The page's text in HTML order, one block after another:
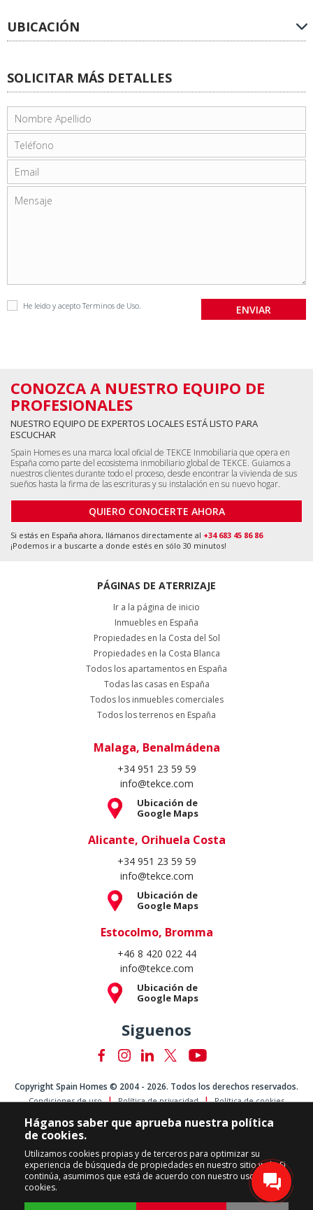
UBICACIÓN
SOLICITAR MÁS DETALLES
He leido y aceptoTerminos de Uso.
CONOZCA A NUESTRO EQUIPO DE
PROFESIONALES
NUESTRO EQUIPO DE EXPERTOS LOCALES ESTÁ LISTO PARA
ESCUCHAR
Spain Homes es una marca local oficial de TEKCE Inmobiliaria que opera en
España como parte del ecosistema inmobiliario global de TEKCE. Guiamos a
nuestros clientes durante todo el proceso, desde encontrar la vivienda de sus
sueños hasta la firma de las escrituras y su instalación en su nuevo hogar.
QUIERO CONOCERTE AHORA
Si estás en España ahora, llámanos directamente al +34 683 45 86 86
¡Podemos ir a buscarte a donde estés en sólo 30 minutos!
PÁGINAS DE ATERRIZAJE
Ir a la página de inicio
Inmuebles en España
Propiedades en la Costa del Sol
Propiedades en la Costa Blanca
Todos los apartamentos en España
Todas las casas en España
Todos los inmuebles comerciales
Todos los terrenos en España
Malaga, Benalmádena
+34 951 23 59 59
info@tekce.com
Ubicación de
Google Maps
Alicante, Orihuela Costa
+34 951 23 59 59
info@tekce.com
Ubicación de
Google Maps
Estocolmo, Bromma
+46 8 420 022 44
info@tekce.com
Ubicación de
Google Maps
Siguenos
Copyright Spain Homes © 2004 - 2026. Todos los derechos reservados.
Condiciones de uso Política de privacidad Política de cookies
Háganos saber que aprueba nuestra política
de cookies.
Utilizamos cookies propias y de terceros para optimizar su
experiencia de búsqueda de propiedades en nuestro sitio web. Si
continúa, asumimos que está de acuerdo con nuestro uso de
cookies.